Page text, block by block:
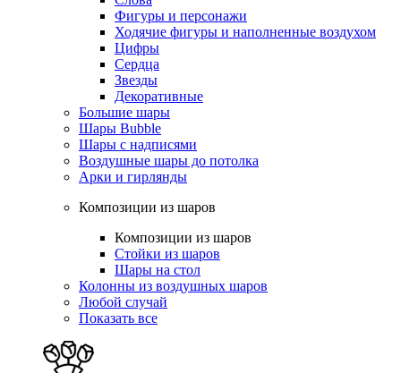
Фигуры и персонажи
Ходячие фигуры и наполненные воздухом
Цифры
Сердца
Звезды
Декоративные
Большие шары
Шары Bubble
Шары с надписями
Воздушные шары до потолка
Арки и гирлянды
Композиции из шаров
Композиции из шаров
Стойки из шаров
Шары на стол
Колонны из воздушных шаров
Любой случай
Показать все